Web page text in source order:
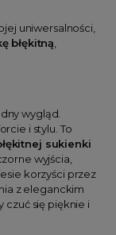
uniwersalności,
błękitną
wygląd.
i stylu. To
sukienki
wyjścia,
korzyści przez
z eleganckim
czuć się pięknie i